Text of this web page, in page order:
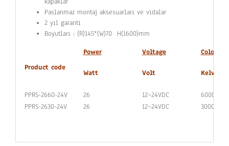
Paslanmaz montaj aksesuarları ve vidalar
2 yıl garanti
Boyutları : (R)145*(W)70 H(1600)mm
Product code
Power
Watt
Voltage
Volt
Colour
Kelvin
PPRS-2660-24V 26 12~24VDC
6000
PPRS-2630-24V
26 12~24VDC 3000